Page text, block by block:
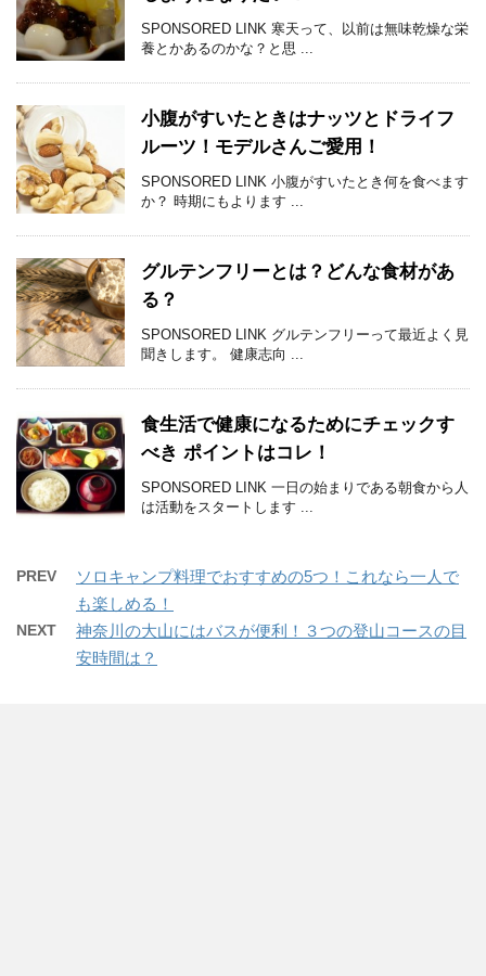
SPONSORED LINK 寒天って、以前は無味乾燥な栄
養とかあるのかな？と思 ...
小腹がすいたときはナッツとドライフ
ルーツ！モデルさんご愛用！
SPONSORED LINK 小腹がすいたとき何を食べます
か？ 時期にもよります ...
グルテンフリーとは？どんな食材があ
る？
SPONSORED LINK グルテンフリーって最近よく見
聞きします。 健康志向 ...
食生活で健康になるためにチェックす
べき ポイントはコレ！
SPONSORED LINK 一日の始まりである朝食から人
は活動をスタートします ...
PREV
ソロキャンプ料理でおすすめの5つ！これなら一人で
も楽しめる！
NEXT
神奈川の大山にはバスが便利！３つの登山コースの目
安時間は？